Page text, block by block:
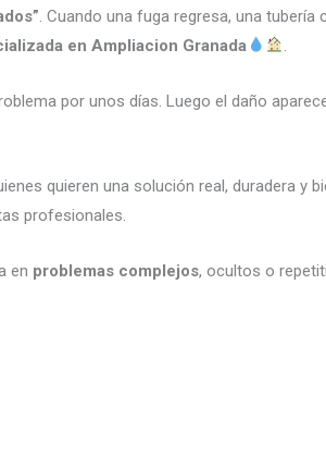
. Cuando una fuga regresa, una
en Ampliacion Granada
por unos días. Luego el daño
quieren una solución real, duradera y
profesionales.
en problemas complejos, ocultos o